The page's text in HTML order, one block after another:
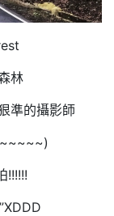
林
準的攝影師
!!!!!!